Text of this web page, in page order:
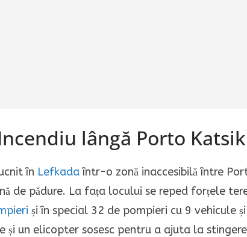
lângă Porto
în Lefkadaîntr-o zonă inaccesibilă între
de pădure. La fața locului se reped forțele
și în special 32 de pompieri cu 9 vehicule
și un elicopter sosesc pentru a ajuta la